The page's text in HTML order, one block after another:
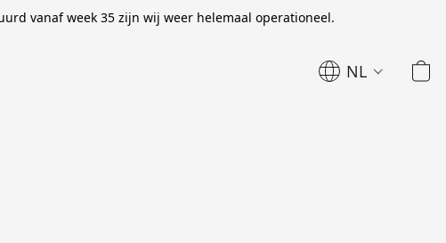
vanaf week 35 zijn wij weer helemaal operationeel.
NL